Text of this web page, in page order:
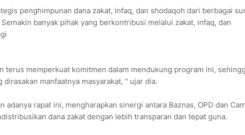
penghimpunan dana zakat, infaq, dan shodaqoh dari berbagai
banyak pihak yang berkontribusi melalui zakat, infaq, dan
terus memperkuat komitmen dalam mendukung program ini,
manfaatnya masyarakat, " ujar dia.
adanya rapat ini, mengharapkan sinergi antara Baznas, OPD dan
dana zakat dengan lebih transparan dan tepat guna.